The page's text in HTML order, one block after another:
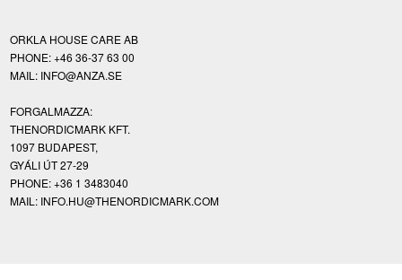
ORKLA HOUSE CARE AB
PHONE: +46 36-37 63 00
MAIL: INFO@ANZA.SE
FORGALMAZZA:
THENORDICMARK KFT.
1097 BUDAPEST,
GYÁLI ÚT 27-29
PHONE: +36 1 3483040
MAIL: INFO.HU@THENORDICMARK.COM